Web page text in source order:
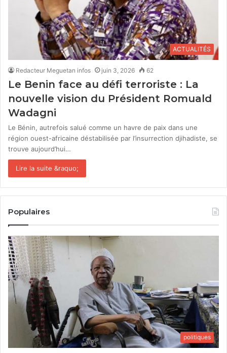
ACTUALITÉS
Redacteur Meguetan infos juin 3, 2026 62
Le Benin face au défi terroriste : La
nouvelle vision du Président Romuald
Wadagni
Le Bénin, autrefois salué comme un havre de paix dans une
région ouest-africaine déstabilisée par l’insurrection djihadiste, se
trouve aujourd’hui…
Lire la suite &raquo;
Populaires
politiques